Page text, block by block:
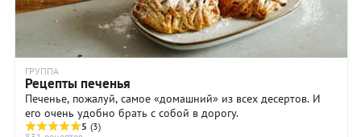
ГРУППА
Рецепты печенья
Печенье, пожалуй, самое «домашний» из всех десертов. И
его очень удобно брать с собой в дорогу.
5 (3)